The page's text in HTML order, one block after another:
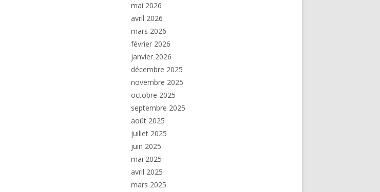
mai 2026
avril 2026
mars 2026
février 2026
janvier 2026
décembre 2025
novembre 2025
octobre 2025
septembre 2025
août 2025
juillet 2025
juin 2025
mai 2025
avril 2025
mars 2025